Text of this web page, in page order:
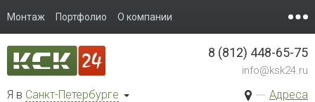
Монтаж Портфолио О компании
Я в Санкт-Петербурге Адреса
8 (812) 448-65-75
info@ksk24.ru